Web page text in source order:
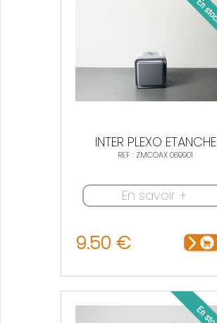
INTER PLEXO ETANCHE
REF : ZMCOAX 069901
En savoir +
9.50 €